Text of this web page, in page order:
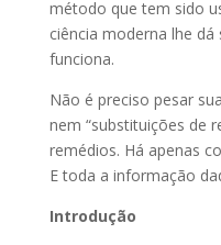
método que tem sido
ciência moderna lhe
funciona.
Não é preciso pesar
nem “substituições de
remédios. Há apenas
E toda a informação
Introdução